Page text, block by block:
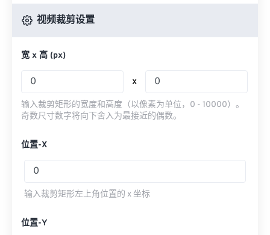
视频裁剪设置
宽 x 高 (px)
x
输入裁剪矩形的宽度和高度（以像素为单位，0 - 10000）。
奇数尺寸数字将向下舍入为最接近的偶数。
位置-X
输入裁剪矩形左上角位置的 x 坐标
位置-Y